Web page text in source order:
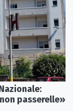
passerelle»